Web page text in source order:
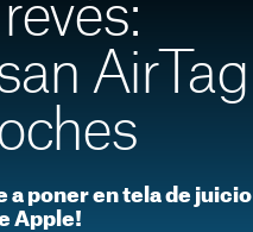
AirTag
a poner en tela de juicio
Apple!